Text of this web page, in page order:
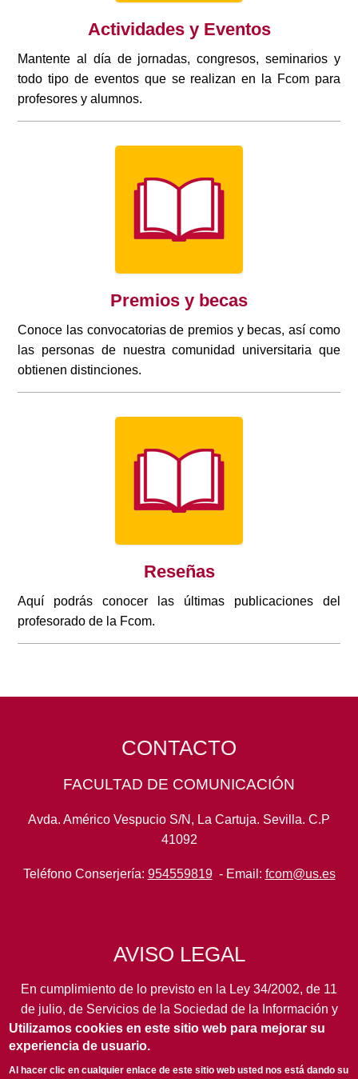
Actividades y Eventos
Mantente al día de jornadas, congresos, seminarios y
todo tipo de eventos que se realizan en la Fcom para
profesores y alumnos.
Premios y becas
Conoce las convocatorias de premios y becas, así como
las personas de nuestra comunidad universitaria que
obtienen distinciones.
Reseñas
Aquí podrás conocer las últimas publicaciones del
profesorado de la Fcom.
CONTACTO
FACULTAD DE COMUNICACIÓN
Avda. Américo Vespucio S/N, La Cartuja. Sevilla. C.P
41092
Teléfono Conserjería: 954559819- Email: fcom@us.es
AVISO LEGAL
En cumplimiento de lo previsto en la Ley 34/2002, de 11
de julio, de Servicios de la Sociedad de la Información y
de Comercio Electrónico, así como en otras normas de
legal aplicación, se pone en conocimiento de los
usuarios de este portal de laUniversidad de Sevillalos
Utilizamos cookies en este sitio web para mejorar su
experiencia de usuario.
Al hacer clic en cualquier enlace de este sitio web usted nos está dando su